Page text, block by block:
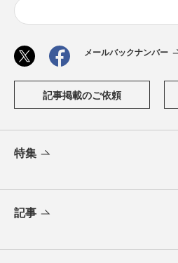
メールバックナンバー
記事掲載のご依頼
特集
記事